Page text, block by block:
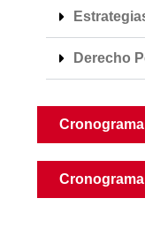
Derecho
Cronograma